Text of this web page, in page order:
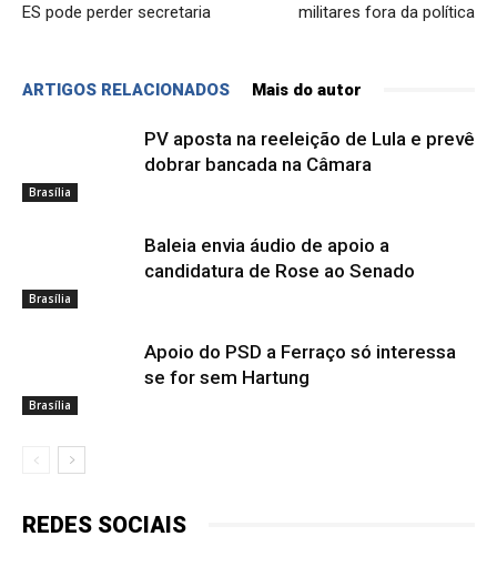
ES pode perder secretaria
militares fora da política
ARTIGOS RELACIONADOS Mais do autor
Brasília
PV aposta na reeleição de Lula e prevê
dobrar bancada na Câmara
Brasília
Baleia envia áudio de apoio a
candidatura de Rose ao Senado
Brasília
Apoio do PSD a Ferraço só interessa
se for sem Hartung
REDES SOCIAIS